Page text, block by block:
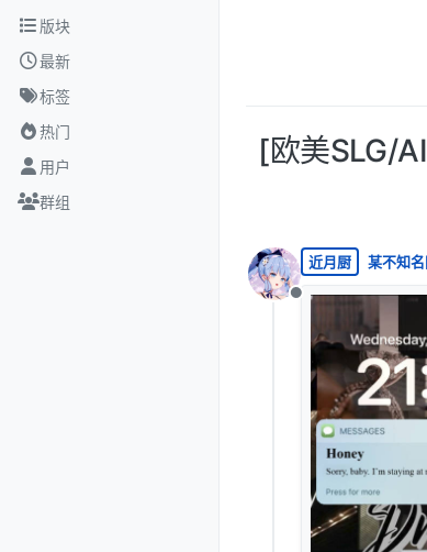
跳转至内容
版块
最新
标签
热门
用户
群组
[欧美SLG/
离线
近月厨 某不知